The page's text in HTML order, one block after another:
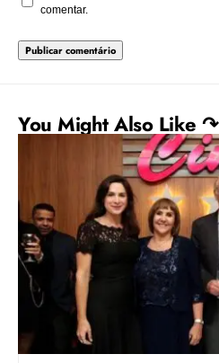
comentar.
You Might Also Like ↷